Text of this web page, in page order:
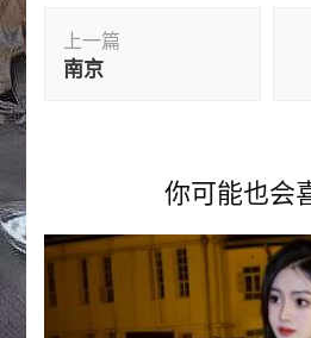
博
文
导
上一篇
南京
你可能也会